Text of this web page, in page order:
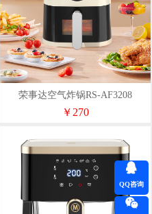
荣事达空气炸锅RS-AF3208
￥270
QQ咨询